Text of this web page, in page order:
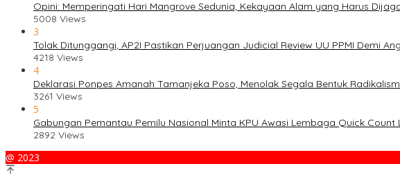
Opini: Memperingati Hari Mangrove Sedunia, Kekayaan Alam yang Harus
5008 Views
3
Tolak Ditunggangi, AP2I Pastikan Perjuangan Judicial Review UU PPMI Demi
4218 Views
4
Deklarasi Ponpes Amanah Tamanjeka Poso, Menolak Segala Bentuk
3261 Views
5
Gabungan Pemantau Pemilu Nasional Minta KPU Awasi Lembaga Quick Count
2892 Views
@ 2023